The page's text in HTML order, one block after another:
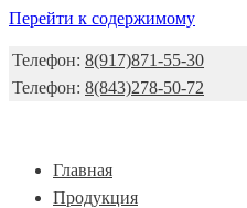
Перейти к содержимому
Телефон: 8(917)871-55-30
Телефон: 8(843)278-50-72
Главная
Продукция